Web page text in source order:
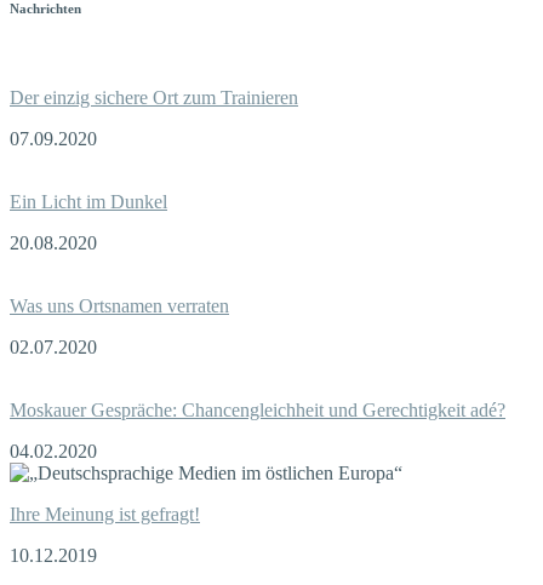
Nachrichten
Der einzig sichere Ort zum Trainieren
07.09.2020
Ein Licht im Dunkel
20.08.2020
Was uns Ortsnamen verraten
02.07.2020
Moskauer Gespräche: Chancengleichheit und Gerechtigkeit adé?
04.02.2020
Ihre Meinung ist gefragt!
10.12.2019